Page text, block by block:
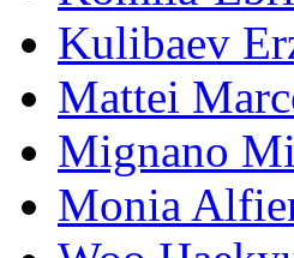
Kulibaev
Mattei
Mignano
Monia